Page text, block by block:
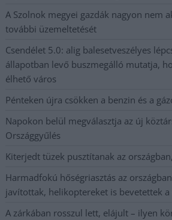
A Szolnok megyei gazdák nagyon nem
további üzemeltetését
Csendélet 5.0: alig balesetveszélyes
állapotban levő buszmegálló mutatja,
élhető város
Pénteken újra csökken a benzin és a
Napokon belül megválasztja az új
Országgyűlés
Kiterjedt tüzek pusztítanak az
Harmadfokú hőségriasztás az
javítottak, helikoptereket is bevetettek a
A zárkában rosszul lett, elájult – ilyen